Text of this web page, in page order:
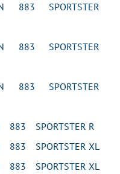
883 SPORTSTER
883 SPORTSTER
883 SPORTSTER
883 SPORTSTER R
883 SPORTSTER XL
883 SPORTSTER XL